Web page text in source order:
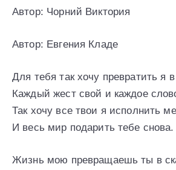
Автор: Чорний Виктория
Автор: Евгения Кладе
Для тебя так хочу превратить я
Каждый жест свой и каждое
Так хочу все твои я исполнить
И весь мир подарить тебе снова.
Жизнь мою превращаешь ты в